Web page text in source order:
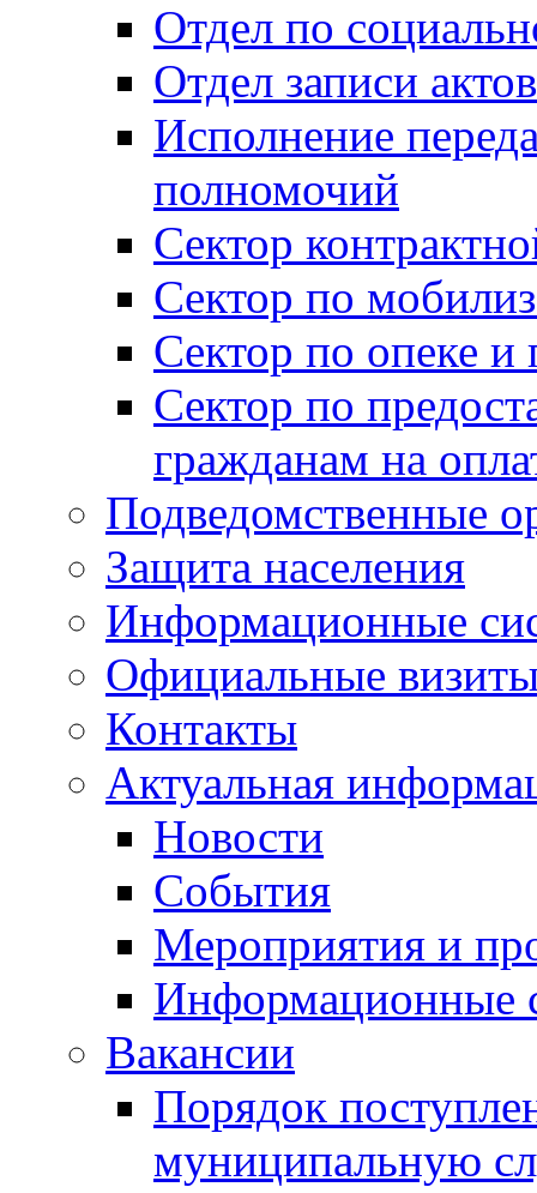
Отдел по
Отдел записи
Исполнение
полномочий
Сектор
Сектор по
Сектор по опеке и
Сектор по
гражданам на
Подведомственные
Защита населения
Информационные
Официальные
Контакты
Актуальная
Новости
События
Мероприятия и
Информационные
Вакансии
Порядок
муниципальную